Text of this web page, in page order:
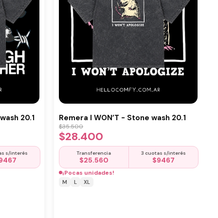
20.1
s/interés
Remera I WON’T - Stone wash 20.1
$35.500
$28.400
Transferencia
$25.560
3 cuotas s/interés
$9467
¡Pocas unidades!
M L XL